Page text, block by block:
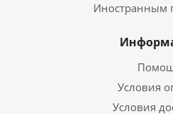
Иностранным
Условия
Условия